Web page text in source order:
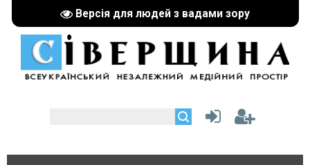
Версія для людей з вадами зору